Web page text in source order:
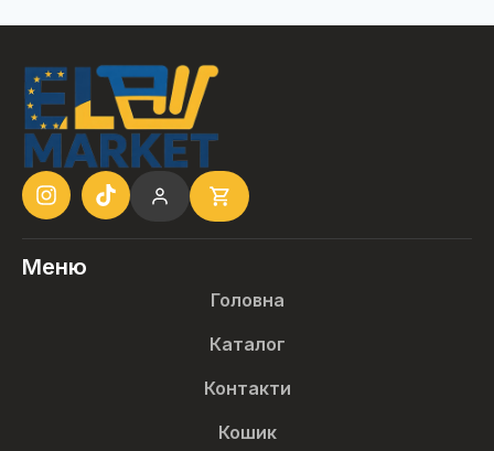
Меню
Головна
Каталог
Контакти
Кошик